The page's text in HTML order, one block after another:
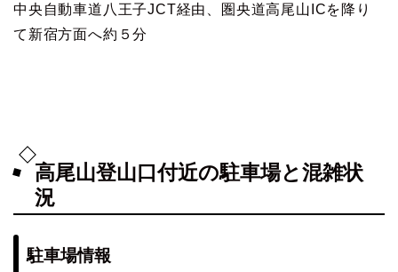
中央自動車道八王子JCT経由、圏央道高尾山ICを降り
て新宿方面へ約５分
高尾山登山口付近の駐車場と混雑状
況
駐車場情報